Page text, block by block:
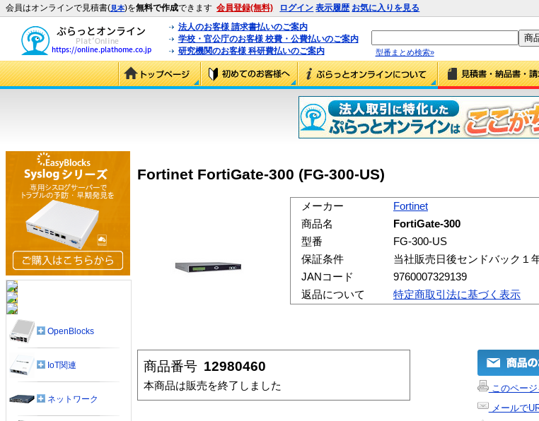
会員はオンラインで見積書(見本)を無料で作成できます 会員登録(無料) ログイン 表示履歴 お気に入りを見る
法人のお客様 請求書払いのご案内
学校・官公庁のお客様 校費・公費払いのご案内
研究機関のお客様 科研費払いのご案内
型番まとめ検索»
Fortinet FortiGate-300 (FG-300-US)
メーカー
Fortinet
商品名
FortiGate-300
型番
FG-300-US
保証条件
当社販売日後センドバック１
JANコード
9760007329139
返品について
特定商取引法に基づく表示
商品番号 12980460
本商品は販売を終了しました
このページ
メールで
OpenBlocks
IoT関連
ネットワーク